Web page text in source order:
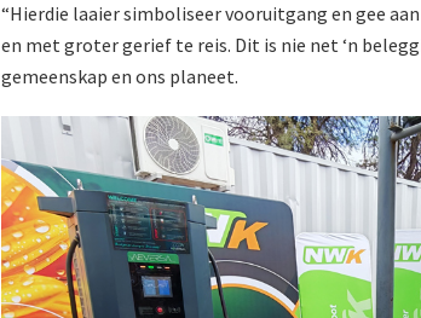
“Hierdie laaier simboliseer vooruitgang en gee
en met groter gerief te reis. Dit is nie net ‘n
gemeenskap en ons planeet.